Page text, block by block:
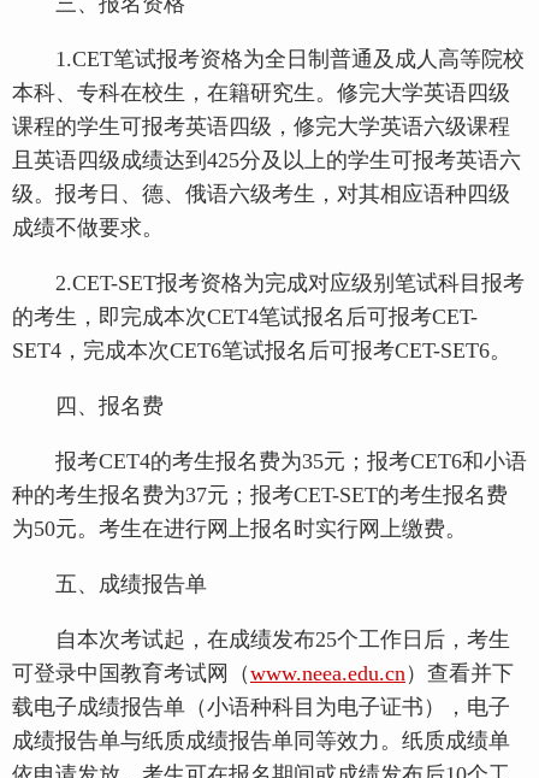
1.CET笔试报考资格为全日制普通及成人高等院校
本科、专科在校生，在籍研究生。修完大学英语四级
课程的学生可报考英语四级，修完大学英语六级课程
且英语四级成绩达到425分及以上的学生可报考英语六
级。报考日、德、俄语六级考生，对其相应语种四级
成绩不做要求。
2.CET-SET报考资格为完成对应级别笔试科目报考
的考生，即完成本次CET4笔试报名后可报考CET-
SET4，完成本次CET6笔试报名后可报考CET-SET6。
四、报名费
报考CET4的考生报名费为35元；报考CET6和小语
种的考生报名费为37元；报考CET-SET的考生报名费
为50元。考生在进行网上报名时实行网上缴费。
五、成绩报告单
自本次考试起，在成绩发布25个工作日后，考生
可登录中国教育考试网（www.neea.edu.cn ）查看并下
载电子成绩报告单（小语种科目为电子证书），电子
成绩报告单与纸质成绩报告单同等效力。纸质成绩单